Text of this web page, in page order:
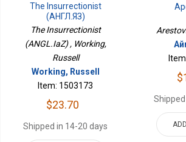
The Insurrectionist
(АНГЛ.ЯЗ)
The Insurrectionist
(ANGL.IaZ) , Working,
Russell
Working, Russell
Item: 1503173
$23.70
Shipped in 14-20 days